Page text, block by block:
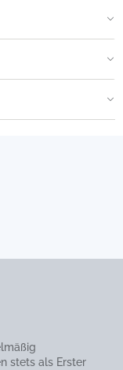
stets als Erster